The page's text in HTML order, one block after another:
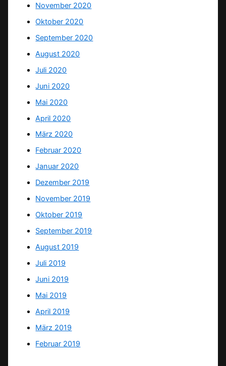
November 2020
Oktober 2020
September 2020
August 2020
Juli 2020
Juni 2020
Mai 2020
April 2020
März 2020
Februar 2020
Januar 2020
Dezember 2019
November 2019
Oktober 2019
September 2019
August 2019
Juli 2019
Juni 2019
Mai 2019
April 2019
März 2019
Februar 2019